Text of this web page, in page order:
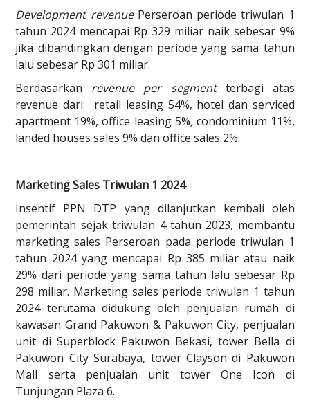
Development revenuePerseroan periode triwulan 1
tahun 2024 mencapai Rp 329 miliar naik sebesar 9%
jika dibandingkan dengan periode yang sama tahun
lalu sebesar Rp 301 miliar.
Berdasarkan revenue per segmentterbagi atas
revenue dari: retail leasing 54%, hotel dan serviced
apartment 19%, office leasing 5%, condominium 11%,
landed houses sales 9% dan office sales 2%.
Marketing Sales Triwulan 1 2024
Insentif PPN DTP yang dilanjutkan kembali oleh
pemerintah sejak triwulan 4 tahun 2023, membantu
marketing sales Perseroan pada periode triwulan 1
tahun 2024 yang mencapai Rp 385 miliar atau naik
29% dari periode yang sama tahun lalu sebesar Rp
298 miliar. Marketing sales periode triwulan 1 tahun
2024 terutama didukung oleh penjualan rumah di
kawasan Grand Pakuwon & Pakuwon City, penjualan
unit di Superblock Pakuwon Bekasi, tower Bella di
Pakuwon City Surabaya, tower Clayson di Pakuwon
Mall serta penjualan unit tower One Icon di
Tunjungan Plaza 6.